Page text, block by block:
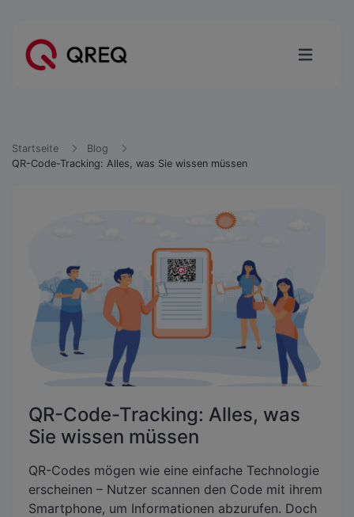
Startseite
Blog
QR-Code-Tracking: Alles, was Sie wissen müssen
QR-Code-Tracking: Alles, was
Sie wissen müssen
QR-Codes mögen wie eine einfache Technologie
erscheinen – Nutzer scannen den Code mit ihrem
Smartphone, um Informationen abzurufen. Doch